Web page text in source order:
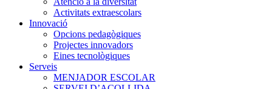
Activitats extraescolars
Innovació
Opcions pedagògiques
Projectes innovadors
Eines tecnològiques
Serveis
MENJADOR ESCOLAR